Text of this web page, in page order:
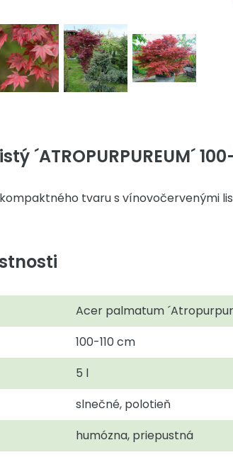
´ATROPURPUREUM´
tvaru s vínovočervenými
Acer palmatum
100-110 cm
5 l
slnečné, polotieň
humózna, priepustná